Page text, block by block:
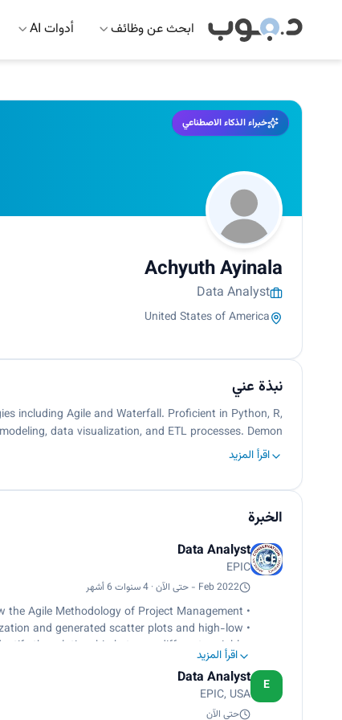
ابحث عن وظائف أدوات AI
خبراء الذكاء الاصطناعي
Achyuth Ayinala
Data Analyst
United States of America
نبذة عني
including Agile and Waterfall. Proficient in Python, R,
data visualization, and ETL processes. Demon…
اقرأ المزيد
الخبرة
Data Analyst
EPIC
Feb 2022 - حتى الآن · 4 سنوات 6 أشهر
• Follow the Agile Methodology of Project Management.
• Use packages like ggplot2 in R Studio for data visualization and generated scatter plots and high-low
the relationship between different variables.
• Created SSIS Packages by using transformations like Derived Column, Sort, Lookup, Conditional Split,
and Execute SQL Task to load into database.
• Collecting and iteratively refining specifications from management to augment current pivot table
high-quality dashboard visualizations in Excel.
اقرأ المزيد
E
Data Analyst
EPIC, USA
حتى الآن